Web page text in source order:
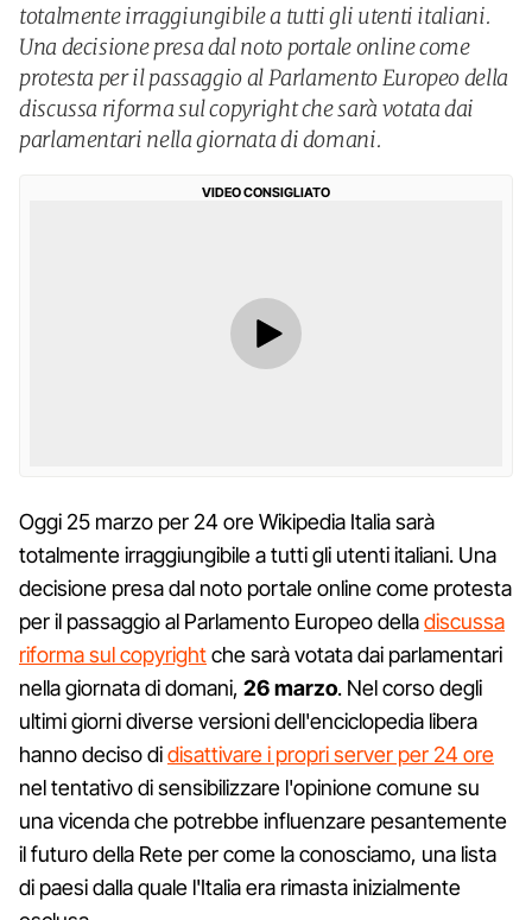
totalmente irraggiungibile a tutti gli utenti italiani.
Una decisione presa dal noto portale online come
protesta per il passaggio al Parlamento Europeo della
discussa riforma sul copyright che sarà votata dai
parlamentari nella giornata di domani.
VIDEO CONSIGLIATO
Oggi 25 marzo per 24 ore Wikipedia Italia sarà
totalmente irraggiungibile a tutti gli utenti italiani. Una
decisione presa dal noto portale online come protesta
per il passaggio al Parlamento Europeo delladiscussa
riforma sul copyrightche sarà votata dai parlamentari
nella giornata di domani, 26 marzo. Nel corso degli
ultimi giorni diverse versioni dell'enciclopedia libera
hanno deciso didisattivare i propri server per 24 ore
nel tentativo di sensibilizzare l'opinione comune su
una vicenda che potrebbe influenzare pesantemente
il futuro della Rete per come la conosciamo, una lista
di paesi dalla quale l'Italia era rimasta inizialmente